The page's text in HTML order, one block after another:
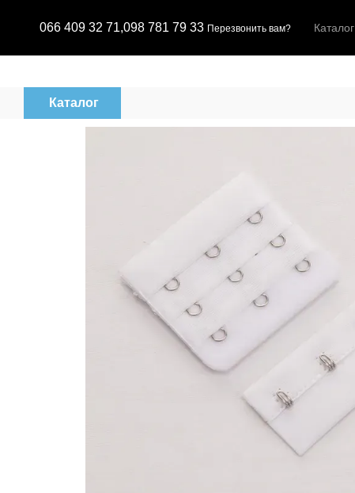
066 409 32 71,098 781 79 33 Перезвонить вам? Каталог
Каталог